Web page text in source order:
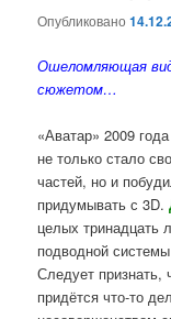
Опубликовано
Ошеломляющая
сюжетом…
«Аватар» 2009
не только стало
частей, но и
придумывать с 3D.
целых тринадцать
подводной
Следует
придётся что-то